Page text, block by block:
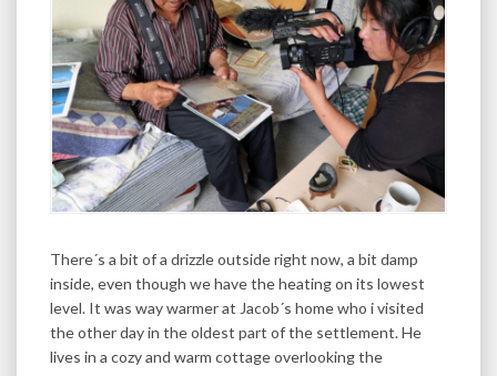
There´s a bit of a drizzle outside right now, a bit damp
inside, even though we have the heating on its lowest
level. It was way warmer at Jacob´s home who i visited
the other day in the oldest part of the settlement. He
lives in a cozy and warm cottage overlooking the